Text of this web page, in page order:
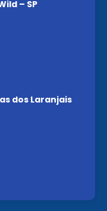
– SP
dos Laranjais